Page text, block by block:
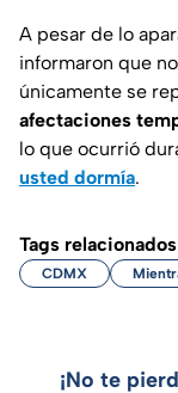
A pesar de lo
informaron que
únicamente se
afectaciones
lo que ocurrió
usted dormía.
Tags relacionados
CDMX
¡No te